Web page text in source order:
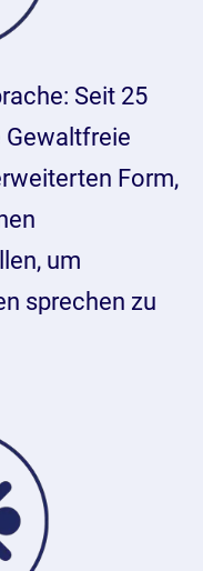
Seit 25
Gewaltfreie
Form,
um
sprechen zu